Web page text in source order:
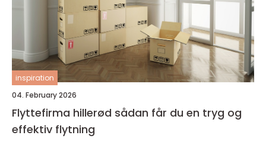
inspiration
04. February 2026
Flyttefirma hillerød sådan får du en tryg og
effektiv flytning